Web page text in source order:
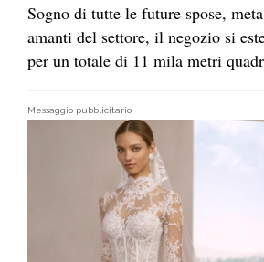
Sogno di tutte le future spose,
amanti del settore, il negozio si
per un totale di 11 mila metri
Messaggio pubblicitario